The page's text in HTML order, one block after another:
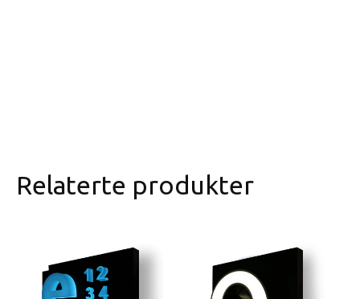
Relaterte produkter